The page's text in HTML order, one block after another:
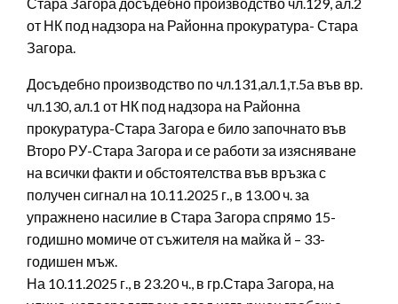
от НК под надзора на Районна прокуратура- Стара
Загора.
Досъдебно производство по чл.131,ал.1,т.5а във вр.
чл.130, ал.1 от НК под надзора на Районна
прокуратура-Стара Загора е било започнато във
Второ РУ-Стара Загора и се работи за изясняване
на всички факти и обстоятелства във връзка с
получен сигнал на 10.11.2025 г., в 13.00 ч. за
упражнено насилие в Стара Загора спрямо 15-
годишно момиче от съжителя на майка й – 33-
годишен мъж.
На 10.11.2025 г., в 23.20 ч., в гр.Стара Загора, на